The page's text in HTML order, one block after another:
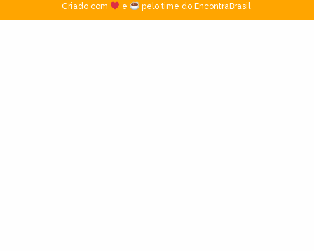
Criado com
e pelo time do EncontraBrasil